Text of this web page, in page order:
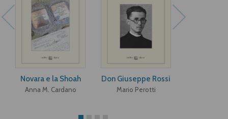
Novara e la Shoah
Anna M. Cardano
Don Giuseppe Rossi
Mario Perotti